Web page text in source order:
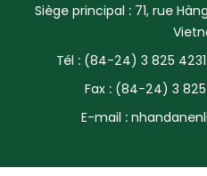
Siège principal : 71, rue
Tél : (84-24) 3 825
Fax : (84-24) 3
E-mail :